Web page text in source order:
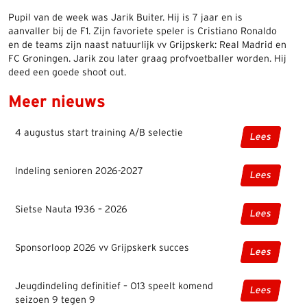
Pupil van de week was Jarik Buiter. Hij is 7 jaar en is
aanvaller bij de F1. Zijn favoriete speler is Cristiano Ronaldo
en de teams zijn naast natuurlijk vv Grijpskerk: Real Madrid en
FC Groningen. Jarik zou later graag profvoetballer worden. Hij
deed een goede shoot out.
Meer nieuws
4 augustus start training A/B selectie Lees
Indeling senioren 2026-2027 Lees
Sietse Nauta 1936 – 2026 Lees
Sponsorloop 2026 vv Grijpskerk succes Lees
Jeugdindeling definitief – O13 speelt komend
seizoen 9 tegen 9
Lees